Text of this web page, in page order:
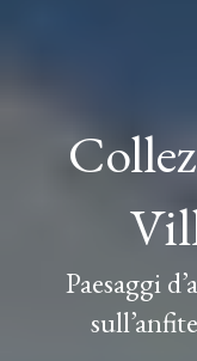
Paesaggi